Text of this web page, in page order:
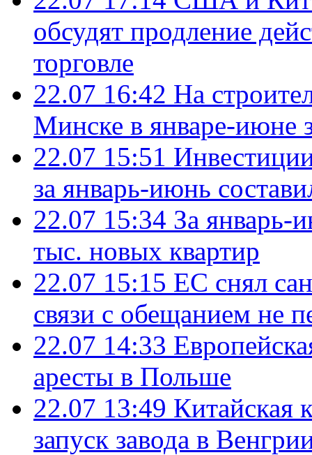
обсудят продление
торговле
22.07 16:42 На
Минске в январе-июне
22.07 15:51
за январь-июнь
22.07 15:34 За январь-
тыс. новых квартир
22.07 15:15 ЕС снял
связи с обещанием не
22.07 14:33
аресты в Польше
22.07 13:49 Китайская
запуск завода в